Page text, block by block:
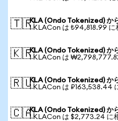
🇹🇷KLA (Ondo Tokenized) か
1 KLACon は ₺94,818.99 に
🇰🇷KLA (Ondo Tokenized) か
1 KLACon は
🇷🇺KLA (Ondo Tokenized) か
1 KLACon は ₽163,538.44
🇨🇦KLA (Ondo Tokenized) か
1 KLACon は $2,773.24 に